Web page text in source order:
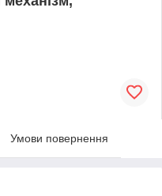
Умови повернення